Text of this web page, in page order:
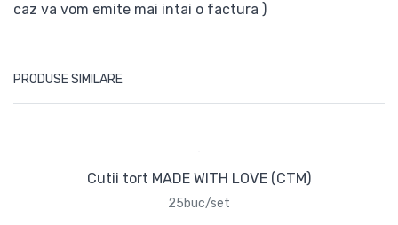
caz va vom emite mai intai o factura )
PRODUSE SIMILARE
Cutii tort MADE WITH LOVE (CTM)
25buc/set